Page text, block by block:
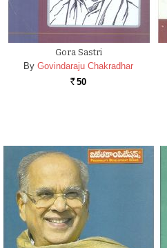
Gora Sastri
By Govindaraju Chakradhar
Rs. 50